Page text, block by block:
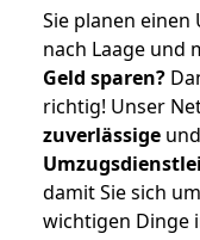
Sie planen einen
nach Laage und
Geld sparen?
richtig! Unser
zuverlässige und
damit Sie sich
wichtigen Dinge